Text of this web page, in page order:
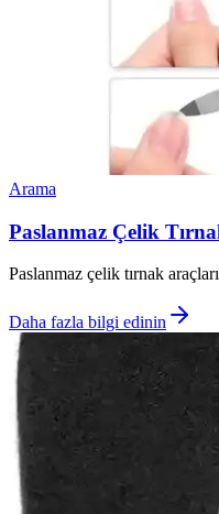
Arama
Paslanmaz Çelik
Paslanmaz çelik tırnak
Daha fazla bilgi edinin